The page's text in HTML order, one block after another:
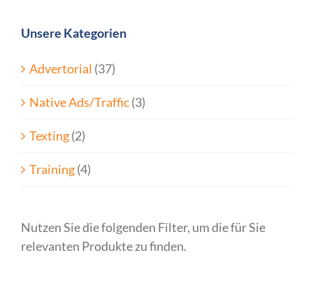
Unsere Kategorien
Advertorial (37)
Native Ads/Traffic(3)
Texting(2)
Training(4)
Nutzen Sie die folgenden Filter, um die für Sie
relevanten Produkte zu finden.